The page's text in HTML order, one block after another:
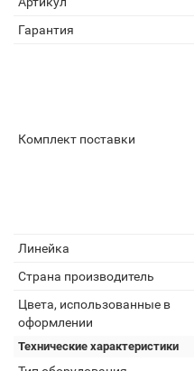
Гарантия
Комплект поставки
Линейка
Страна производитель
Цвета, использованные в
оформлении
Технические характеристики